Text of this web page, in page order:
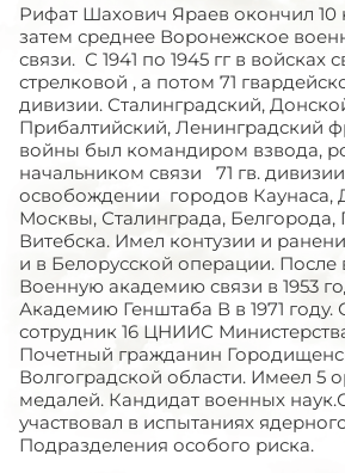
Рифат Шахович Яраев окончил 10
затем среднее Воронежское
связи. С 1941 по 1945 гг в войсках
стрелковой , а потом 71
дивизии. Сталинградский,
Прибалтийский, Ленинградский
войны был командиром взвода,
начальником связи 71 гв.
освобождении городов Каунаса,
Москвы, Сталинграда, Белгорода,
Витебска. Имел контузии и
и в Белорусской операции.
Военную академию связи в 1953
Академию Генштаба В в 1971
сотрудник 16 ЦНИИС
Почетный гражданин
Волгоградской области. Имеел 5
медалей. Кандидат военных
участвовал в испытаниях
Подразделения особого риска.